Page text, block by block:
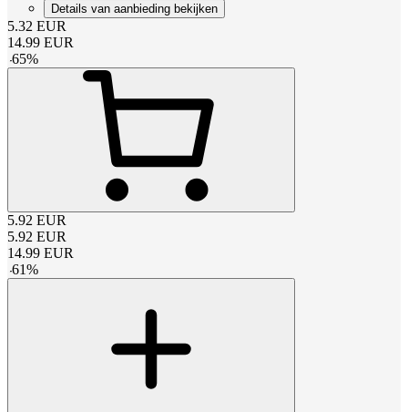
Details van aanbieding bekijken
5.32 EUR
14.99 EUR
-65%
5.92 EUR
5.92 EUR
14.99 EUR
-61%